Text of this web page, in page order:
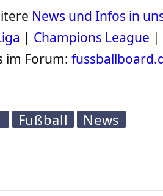
News und Infos in
| Champions League |
im Forum:
Fußball News